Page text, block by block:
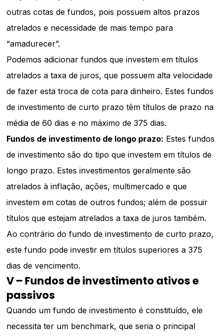
outras cotas de fundos, pois possuem altos prazos
atrelados e necessidade de mais tempo para
“amadurecer”.
Podemos adicionar fundos que investem em títulos
atrelados a taxa de juros, que possuem alta velocidade
de fazer esta troca de cota para dinheiro. Estes fundos
de investimento de curto prazo têm títulos de prazo na
média de 60 dias e no máximo de 375 dias.
Fundos de investimento de longo prazo: Estes fundos
de investimento são do tipo que investem em títulos de
longo prazo. Estes investimentos geralmente são
atrelados à inflação, ações, multimercado e que
investem em cotas de outros fundos; além de possuir
títulos que estejam atrelados a taxa de juros também.
Ao contrário do fundo de investimento de curto prazo,
este fundo pode investir em títulos superiores a 375
dias de vencimento.
V – Fundos de investimento ativos e
passivos
Quando um fundo de investimento é constituído, ele
necessita ter um benchmark, que seria o principal